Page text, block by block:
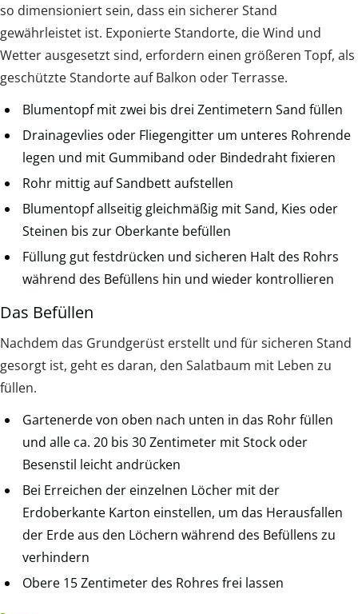
so dimensioniert sein, dass ein sicherer Stand
gewährleistet ist. Exponierte Standorte, die Wind und
Wetter ausgesetzt sind, erfordern einen größeren Topf, als
geschützte Standorte auf Balkon oder Terrasse.
Blumentopf mit zwei bis drei Zentimetern Sand füllen
Drainagevlies oder Fliegengitter um unteres Rohrende
legen und mit Gummiband oder Bindedraht fixieren
Rohr mittig auf Sandbett aufstellen
Blumentopf allseitig gleichmäßig mit Sand, Kies oder
Steinen bis zur Oberkante befüllen
Füllung gut festdrücken und sicheren Halt des Rohrs
während des Befüllens hin und wieder kontrollieren
Das Befüllen
Nachdem das Grundgerüst erstellt und für sicheren Stand
gesorgt ist, geht es daran, den Salatbaum mit Leben zu
füllen.
Gartenerde von oben nach unten in das Rohr füllen
und alle ca. 20 bis 30 Zentimeter mit Stock oder
Besenstil leicht andrücken
Bei Erreichen der einzelnen Löcher mit der
Erdoberkante Karton einstellen, um das Herausfallen
der Erde aus den Löchern während des Befüllens zu
verhindern
Obere 15 Zentimeter des Rohres frei lassen